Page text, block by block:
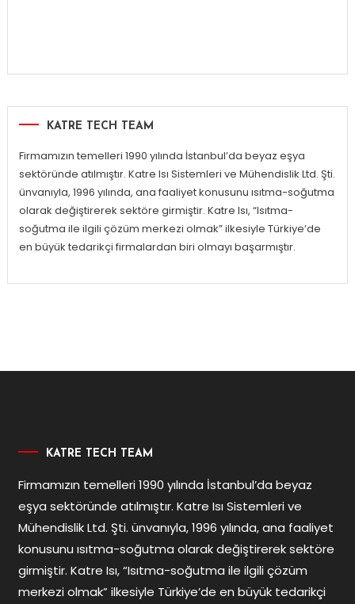
KATRE TECH TEAM
Firmamızın temelleri 1990 yılında İstanbul’da beyaz eşya
sektöründe atılmıştır. Katre Isı Sistemleri ve Mühendislik Ltd. Şti.
ünvanıyla, 1996 yılında, ana faaliyet konusunu ısıtma-soğutma
olarak değiştirerek sektöre girmiştir. Katre Isı, “Isıtma-
soğutma ile ilgili çözüm merkezi olmak” ilkesiyle Türkiye’de
en büyük tedarikçi firmalardan biri olmayı başarmıştır.
KATRE TECH TEAM
Firmamızın temelleri 1990 yılında İstanbul’da beyaz
eşya sektöründe atılmıştır. Katre Isı Sistemleri ve
Mühendislik Ltd. Şti. ünvanıyla, 1996 yılında, ana faaliyet
konusunu ısıtma-soğutma olarak değiştirerek sektöre
girmiştir. Katre Isı, “Isıtma-soğutma ile ilgili çözüm
merkezi olmak” ilkesiyle Türkiye’de en büyük tedarikçi